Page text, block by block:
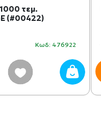
τεμ.
(#00422)
Κωδ: 476922